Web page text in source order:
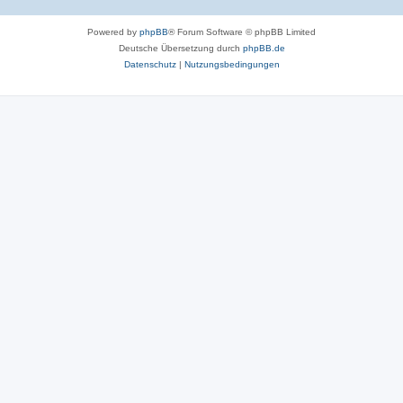
Powered by phpBB® Forum Software © phpBB Limited
Deutsche Übersetzung durch phpBB.de
Datenschutz| Nutzungsbedingungen